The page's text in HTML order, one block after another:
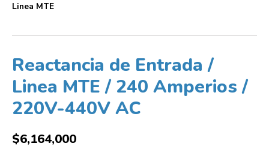
Reactancia de Entrada /
Linea MTE / 240 Amperios /
220V-440V AC
$6,164,000